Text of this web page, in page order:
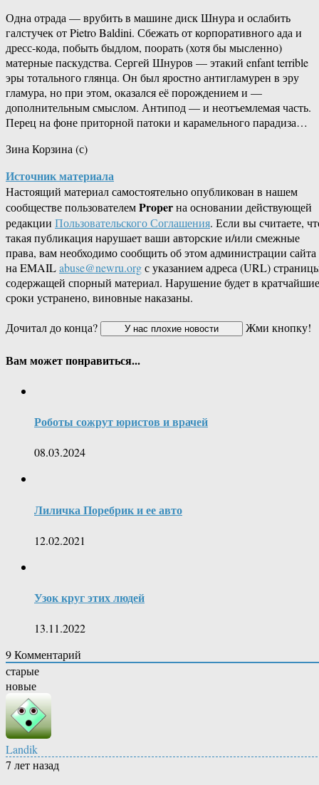
Одна отрада — врубить в машине диск Шнура и ослабить
галстучек от Pietro Baldini. Сбежать от корпоративного ада и
дресс-кода, побыть быдлом, поорать (хотя бы мысленно)
матерные паскудства. Сергей Шнуров — этакий enfant terrible
эры тотального глянца. Он был яростно антигламурен в эру
гламура, но при этом, оказался её порождением и —
дополнительным смыслом. Антипод — и неотъемлемая часть.
Перец на фоне приторной патоки и карамельного парадиза…
Зина Корзина (с)
Источник материала
Настоящий материал самостоятельно опубликован в нашем
сообществе пользователемProperна основании действующей
редакции Пользовательского Соглашения. Если вы считаете,
такая публикация нарушает ваши авторские и/или смежные
права, вам необходимо сообщить об этом администрации сайта
на EMAILabuse@newru.orgс указанием адреса (URL)
содержащей спорный материал. Нарушение будет в кратчайшие
сроки устранено, виновные наказаны.
Дочитал до конца?
Жми кнопку!
Вам может понравиться...
Роботы сожрут юристов и врачей
08.03.2024
Лиличка Поребрик и ее авто
12.02.2021
Узок круг этих людей
13.11.2022
9Комментарий
старые
новые
Landik
7 лет назад